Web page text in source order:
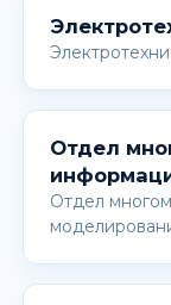
Отдел
Отдел